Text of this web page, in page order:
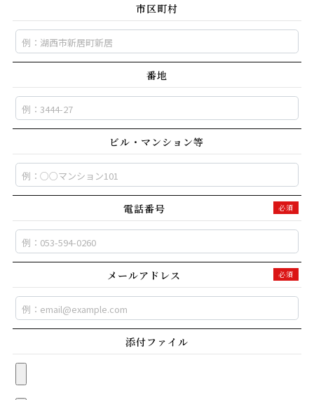
市区町村
番地
ビル・マンション等
電話番号 必須
メールアドレス 必須
添付ファイル